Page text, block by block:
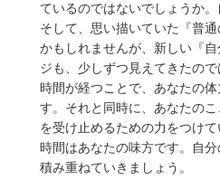
ているのではないでしょうか。
そして、思い描いていた『普
かもしれませんが、新しい『
ジも、少しずつ見えてきたので
時間が経つことで、あなたの
す。それと同時に、あなたの
を受け止めるための力をつけて
時間はあなたの味方です。自
積み重ねていきましょう。